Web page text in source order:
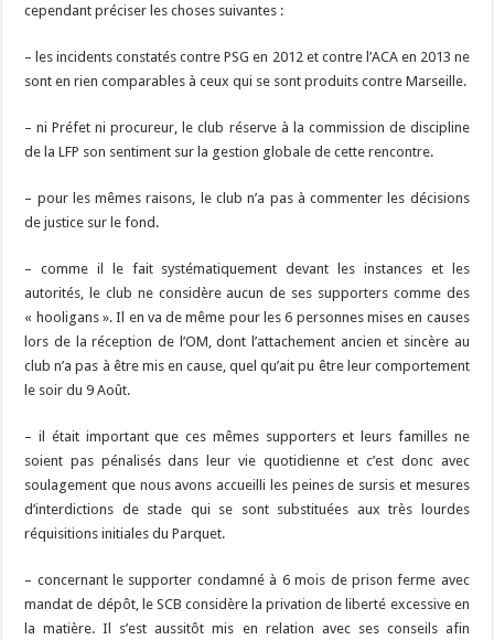
cependant préciser les choses suivantes :
– les incidents constatés contre PSG en 2012 et contre l’ACA en 2013 ne
sont en rien comparables à ceux qui se sont produits contre Marseille.
– ni Préfet ni procureur, le club réserve à la commission de discipline
de la LFP son sentiment sur la gestion globale de cette rencontre.
– pour les mêmes raisons, le club n’a pas à commenter les décisions
de justice sur le fond.
– comme il le fait systématiquement devant les instances et les
autorités, le club ne considère aucun de ses supporters comme des
« hooligans ». Il en va de même pour les 6 personnes mises en causes
lors de la réception de l’OM, dont l’attachement ancien et sincère au
club n’a pas à être mis en cause, quel qu’ait pu être leur comportement
le soir du 9 Août.
– il était important que ces mêmes supporters et leurs familles ne
soient pas pénalisés dans leur vie quotidienne et c’est donc avec
soulagement que nous avons accueilli les peines de sursis et mesures
d’interdictions de stade qui se sont substituées aux très lourdes
réquisitions initiales du Parquet.
– concernant le supporter condamné à 6 mois de prison ferme avec
mandat de dépôt, le SCB considère la privation de liberté excessive en
la matière. Il s’est aussitôt mis en relation avec ses conseils afin